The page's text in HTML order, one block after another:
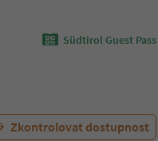
Südtirol Guest Pass
Zkontrolovat dostupnost